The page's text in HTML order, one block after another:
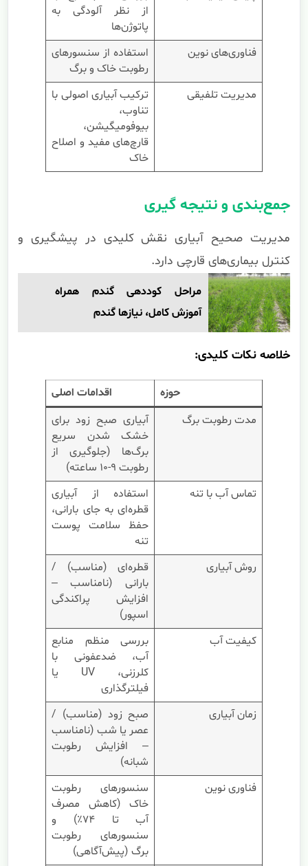
از نظر آلودگی به
پاتوژن‌ها
فناوری‌های نوین
استفاده از سنسورهای
رطوبت خاک و برگ
مدیریت تلفیقی
ترکیب آبیاری اصولی با
تناوب،
بیوفومیگیشن،
قارچ‌های مفید و اصلاح
خاک
جمع‌بندی و نتیجه گیری
مدیریت صحیح آبیاری نقش کلیدی در پیشگیری و
کنترل بیماری‌های قارچی دارد.
مراحل کوددهی گندم همراه
آموزش کامل، نیازها گندم
خلاصه نکات کلیدی:
حوزه
اقدامات اصلی
مدت رطوبت برگ
آبیاری صبح زود برای
خشک شدن سریع
برگ‌ها (جلوگیری از
رطوبت ۹-۱۰ ساعته)
تماس آب با تنه
استفاده از آبیاری
قطره‌ای به جای بارانی،
حفظ سلامت پوست
تنه
روش آبیاری
قطره‌ای (مناسب) /
بارانی (نامناسب –
افزایش پراکندگی
اسپور)
کیفیت آب
بررسی منظم منابع
آب، ضدعفونی با
کلرزنی، UV یا
فیلترگذاری
زمان آبیاری
صبح زود (مناسب) /
عصر یا شب (نامناسب
– افزایش رطوبت
شبانه)
فناوری نوین
سنسورهای رطوبت
خاک (کاهش مصرف
آب تا ۷۴٪) و
سنسورهای رطوبت
برگ (پیش‌آگاهی)